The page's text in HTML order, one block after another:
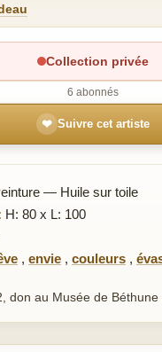
Collection privée
6 abonnés
❤ Suivre cet artiste
— Huile sur toile
H: 80 x L: 100
, envie , couleurs ,
don au Musée de